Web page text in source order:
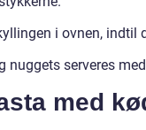
i ovnen, indtil
nuggets serveres
med